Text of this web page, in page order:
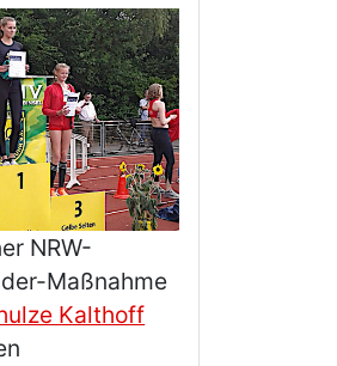
NRW-
Maßnahme
Kalthoff